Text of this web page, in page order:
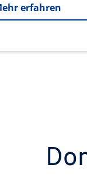
erfahren